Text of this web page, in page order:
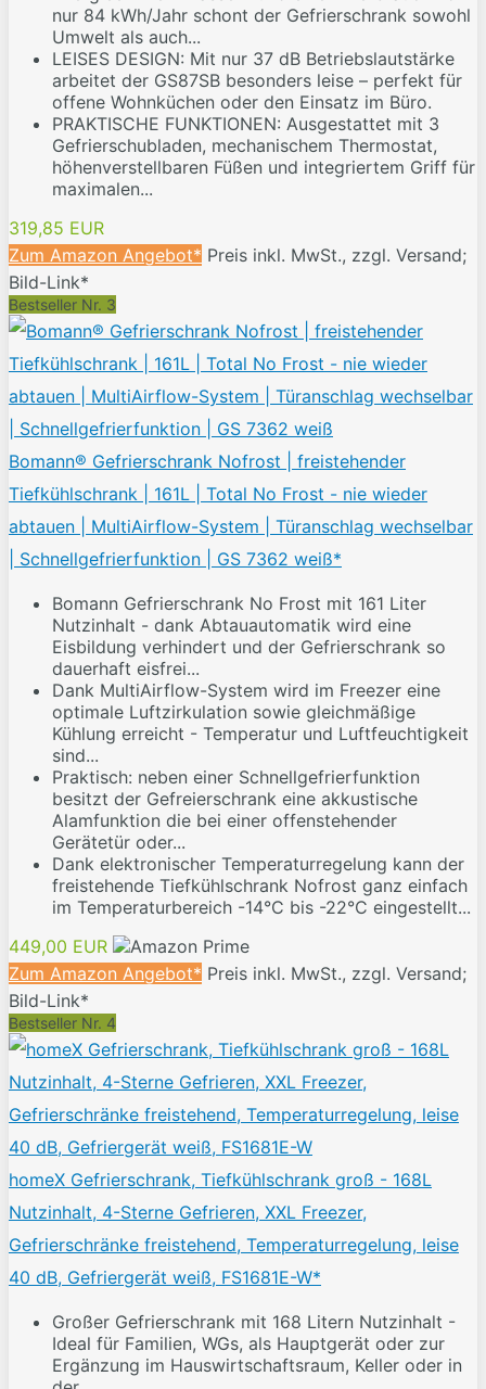
nur 84 kWh/Jahr schont der Gefrierschrank sowohl
Umwelt als auch...
LEISES DESIGN: Mit nur 37 dB Betriebslautstärke
arbeitet der GS87SB besonders leise – perfekt für
offene Wohnküchen oder den Einsatz im Büro.
PRAKTISCHE FUNKTIONEN: Ausgestattet mit 3
Gefrierschubladen, mechanischem Thermostat,
höhenverstellbaren Füßen und integriertem Griff für
maximalen...
319,85 EUR
Zum Amazon Angebot* Preis inkl. MwSt., zzgl. Versand;
Bild-Link*
Bestseller Nr. 3
Bomann® Gefrierschrank Nofrost | freistehender
Tiefkühlschrank | 161L | Total No Frost - nie wieder
abtauen | MultiAirflow-System | Türanschlag wechselbar
| Schnellgefrierfunktion | GS 7362 weiß*
Bomann Gefrierschrank No Frost mit 161 Liter
Nutzinhalt - dank Abtauautomatik wird eine
Eisbildung verhindert und der Gefrierschrank so
dauerhaft eisfrei...
Dank MultiAirflow-System wird im Freezer eine
optimale Luftzirkulation sowie gleichmäßige
Kühlung erreicht - Temperatur und Luftfeuchtigkeit
sind...
Praktisch: neben einer Schnellgefrierfunktion
besitzt der Gefreierschrank eine akkustische
Alamfunktion die bei einer offenstehender
Gerätetür oder...
Dank elektronischer Temperaturregelung kann der
freistehende Tiefkühlschrank Nofrost ganz einfach
im Temperaturbereich -14°C bis -22°C eingestellt...
449,00 EUR
Zum Amazon Angebot* Preis inkl. MwSt., zzgl. Versand;
Bild-Link*
Bestseller Nr. 4
homeX Gefrierschrank, Tiefkühlschrank groß - 168L
Nutzinhalt, 4-Sterne Gefrieren, XXL Freezer,
Gefrierschränke freistehend, Temperaturregelung, leise
40 dB, Gefriergerät weiß, FS1681E-W*
Großer Gefrierschrank mit 168 Litern Nutzinhalt -
Ideal für Familien, WGs, als Hauptgerät oder zur
Ergänzung im Hauswirtschaftsraum, Keller oder in